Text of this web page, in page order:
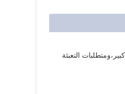
التعبئة